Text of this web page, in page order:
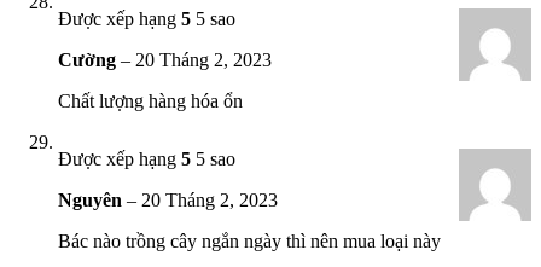
Được xếp hạng 5 5 sao
Cường – 20 Tháng 2, 2023
Chất lượng hàng hóa ổn
Được xếp hạng 5 5 sao
Nguyên – 20 Tháng 2, 2023
Bác nào trồng cây ngắn ngày thì nên mua loại này